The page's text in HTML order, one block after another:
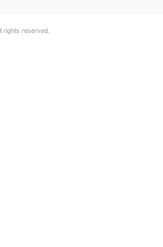
rights reserved.